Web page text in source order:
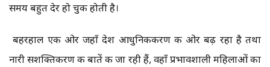
समय बहुत देर हो चुकी होती है।
बहरहाल एक ओर जहाँ देश आधुनिकीकरण की ओर बढ़ रहा है तथा
नारी सशक्तिकरण की बातें की जा रही हैं, वहाँ प्रभावशाली महिलाओं का